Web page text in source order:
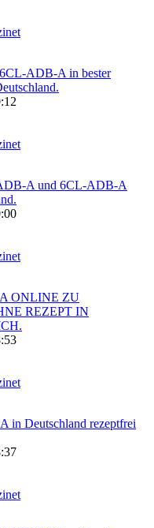
ADB-A in bester
A und 6CL-ADB-A
ONLINE ZU
REZEPT IN
in Deutschland rezeptfrei